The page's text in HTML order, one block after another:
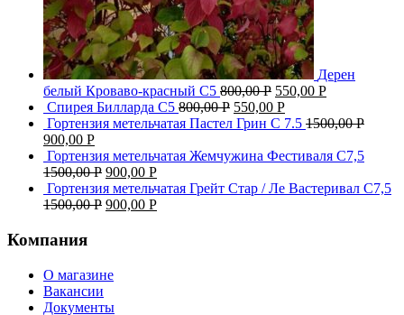
Дерен
белый Кроваво-красный С5 800,00Р 550,00 Р
Спирея Билларда С5 800,00Р 550,00 Р
Гортензия метельчатая Пастел Грин C 7.5 1500,00Р
900,00 Р
Гортензия метельчатая Жемчужина Фестиваля С7,5
1500,00Р 900,00 Р
Гортензия метельчатая Грейт Стар / Ле Вастеривал С7,5
1500,00Р 900,00 Р
Компания
О магазине
Вакансии
Документы